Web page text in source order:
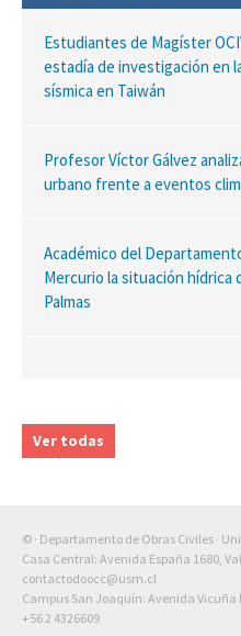
Estudiantes de Magíster
estadía de investigación en
sísmica en Taiwán
Profesor Víctor Gálvez
urbano frente a eventos
Académico del
Mercurio la situación hídrica
Palmas
Ver todas
© · Departamento de Obras Civiles ·
Casa Central: Avenida España 1680,
contactodoocc@usm.cl
Campus San Joaquín: Avenida Vicuña
+56 2 4326609